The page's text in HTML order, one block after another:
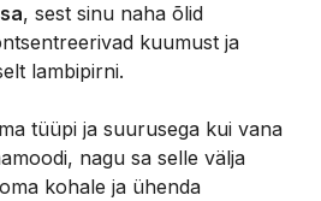
, sest sinu naha õlid
kuumust ja
lambipirni.
tüüpi ja suurusega kui vana
nagu sa selle välja
kohale ja ühenda